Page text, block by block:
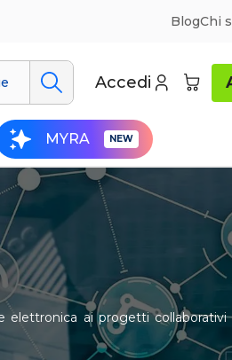
BlogChi
Accedi
MYRA
elettronica ai progetti